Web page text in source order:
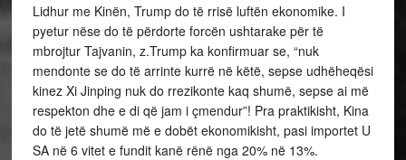
Lidhur me Kinën, Trump do të rrisë luftën ekonomike. I
pyetur nëse do të përdorte forcën ushtarake për të
mbrojtur Tajvanin, z.Trump ka konfirmuar se, “nuk
mendonte se do të arrinte kurrë në këtë, sepse udhëheqësi
kinez Xi Jinping nuk do rrezikonte kaq shumë, sepse ai më
respekton dhe e di që jam i çmendur”! Pra praktikisht, Kina
do të jetë shumë më e dobët ekonomikisht, pasi importet U
SA në 6 vitet e fundit kanë rënë nga 20% në 13%.